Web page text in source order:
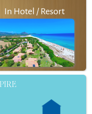
In Hotel / Resort